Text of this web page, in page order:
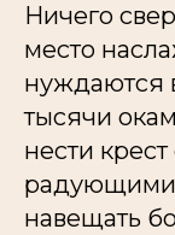
Ничего
место
нуждаются
тысячи
нести
навещать